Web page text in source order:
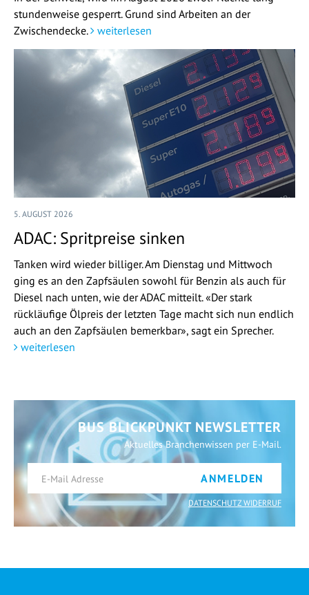
stundenweise gesperrt. Grund sind Arbeiten an der
Zwischendecke.
weiterlesen
5. AUGUST 2026
ADAC: Spritpreise sinken
Tanken wird wieder billiger. Am Dienstag und Mittwoch
ging es an den Zapfsäulen sowohl für Benzin als auch für
Diesel nach unten, wie der ADAC mitteilt. «Der stark
rückläufige Ölpreis der letzten Tage macht sich nun endlich
auch an den Zapfsäulen bemerkbar», sagt ein Sprecher.
weiterlesen
BUS BLICKPUNKT NEWSLETTER
Aktuelles Branchenwissen per E-Mail.
ANMELDEN
DATENSCHUTZ WIDERRUF